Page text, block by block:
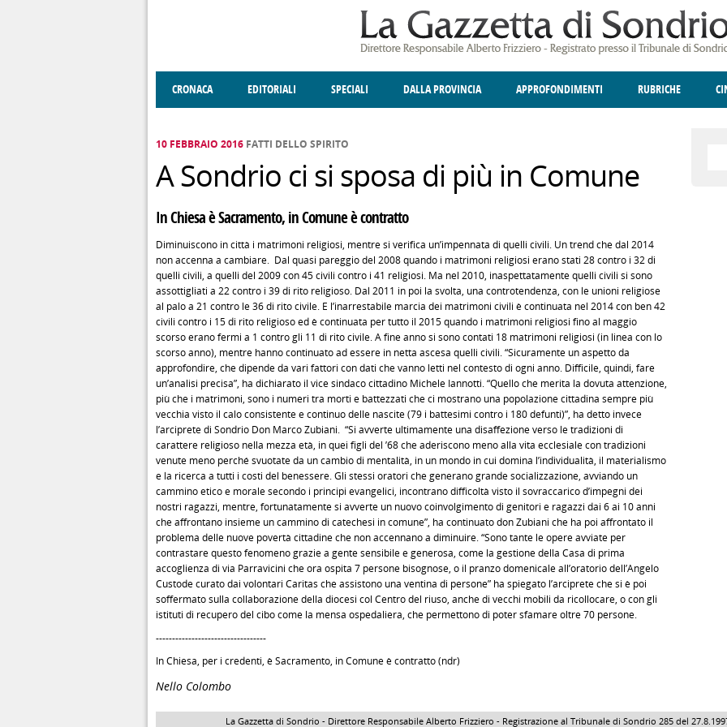
CRONACA EDITORIALI SPECIALI DALLA PROVINCIA APPROFONDIMENTI RUBRICHE
10 FEBBRAIO 2016 FATTI DELLO SPIRITO
A Sondrio ci si sposa di più in Comune
In Chiesa è Sacramento, in Comune è contratto
Diminuiscono in città i matrimoni religiosi, mentre si verifica un’impennata di quelli civili. Un trend che dal 2014
non accenna a cambiare. Dal quasi pareggio del 2008 quando i matrimoni religiosi erano stati 28 contro i 32 di
quelli civili, a quelli del 2009 con 45 civili contro i 41 religiosi. Ma nel 2010, inaspettatamente quelli civili si sono
assottigliati a 22 contro i 39 di rito religioso. Dal 2011 in poi la svolta, una controtendenza, con le unioni religiose
al palo a 21 contro le 36 di rito civile. E l’inarrestabile marcia dei matrimoni civili è continuata nel 2014 con ben 42
civili contro i 15 di rito religioso ed è continuata per tutto il 2015 quando i matrimoni religiosi fino al maggio
scorso erano fermi a 1 contro gli 11 di rito civile. A fine anno si sono contati 18 matrimoni religiosi (in linea con lo
scorso anno), mentre hanno continuato ad essere in netta ascesa quelli civili. “Sicuramente un aspetto da
approfondire, che dipende da vari fattori con dati che vanno letti nel contesto di ogni anno. Difficile, quindi, fare
un’analisi precisa”, ha dichiarato il vice sindaco cittadino Michele Iannotti. “Quello che merita la dovuta attenzione,
più che i matrimoni, sono i numeri tra morti e battezzati che ci mostrano una popolazione cittadina sempre più
vecchia visto il calo consistente e continuo delle nascite (79 i battesimi contro i 180 defunti)”, ha detto invece
l’arciprete di Sondrio Don Marco Zubiani. “Si avverte ultimamente una disaffezione verso le tradizioni di
carattere religioso nella mezza età, in quei figli del ’68 che aderiscono meno alla vita ecclesiale con tradizioni
venute meno perché svuotate da un cambio di mentalità, in un mondo in cui domina l’individualità, il materialismo
e la ricerca a tutti i costi del benessere. Gli stessi oratori che generano grande socializzazione, avviando un
cammino etico e morale secondo i principi evangelici, incontrano difficoltà visto il sovraccarico d’impegni dei
nostri ragazzi, mentre, fortunatamente si avverte un nuovo coinvolgimento di genitori e ragazzi dai 6 ai 10 anni
che affrontano insieme un cammino di catechesi in comune”, ha continuato don Zubiani che ha poi affrontato il
problema delle nuove povertà cittadine che non accennano a diminuire. “Sono tante le opere avviate per
contrastare questo fenomeno grazie a gente sensibile e generosa, come la gestione della Casa di prima
accoglienza di via Parravicini che ora ospita 7 persone bisognose, o il pranzo domenicale all’oratorio dell’Angelo
Custode curato dai volontari Caritas che assistono una ventina di persone” ha spiegato l’arciprete che si è poi
soffermato sulla collaborazione della diocesi col Centro del riuso, anche di vecchi mobili da ricollocare, o con gli
istituti di recupero del cibo come la mensa ospedaliera, che permettono di poter sfamare oltre 70 persone.
----------------------------------
In Chiesa, per i credenti, è Sacramento, in Comune è contratto (ndr)
Nello Colombo
La Gazzetta di Sondrio - Direttore Responsabile Alberto Frizziero - Registrazione al Tribunale di Sondrio 285 del